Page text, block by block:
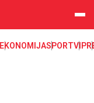
EKONOMIJASPORTVIP